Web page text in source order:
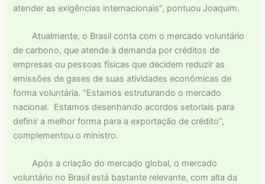
atender as exigências internacionais”, pontuou Joaquim.
Atualmente, o Brasil conta com o mercado voluntário
de carbono, que atende à demanda por créditos de
empresas ou pessoas físicas que decidem reduzir as
emissões de gases de suas atividades econômicas de
forma voluntária. “Estamos estruturando o mercado
nacional. Estamos desenhando acordos setoriais para
definir a melhor forma para a exportação de crédito”,
complementou o ministro.
Após a criação do mercado global, o mercado
voluntário no Brasil está bastante relevante, com alta da